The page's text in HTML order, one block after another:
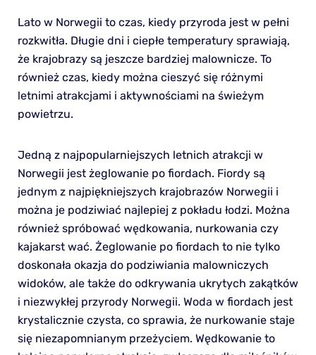
Lato w Norwegii to czas, kiedy przyroda jest w pełni
rozkwitła. Długie dni i ciepłe temperatury sprawiają,
że krajobrazy są jeszcze bardziej malownicze. To
również czas, kiedy można cieszyć się różnymi
letnimi atrakcjami i aktywnościami na świeżym
powietrzu.
Jedną z najpopularniejszych letnich atrakcji w
Norwegii jest żeglowanie po fiordach. Fiordy są
jednym z najpiękniejszych krajobrazów Norwegii i
można je podziwiać najlepiej z pokładu łodzi. Można
również spróbować wędkowania, nurkowania czy
kajakarst wać. Żeglowanie po fiordach to nie tylko
doskonała okazja do podziwiania malowniczych
widoków, ale także do odkrywania ukrytych zakątków
i niezwykłej przyrody Norwegii. Woda w fiordach jest
krystalicznie czysta, co sprawia, że nurkowanie staje
się niezapomnianym przeżyciem. Wędkowanie to